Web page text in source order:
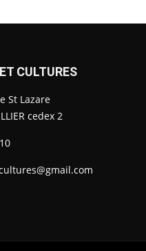
CULTURES
St Lazare
cedex 2